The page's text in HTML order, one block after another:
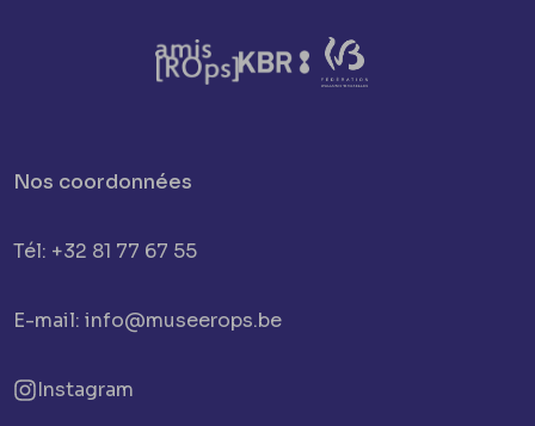
Nos coordonnées
Tél: +32 81 77 67 55
E-mail: info@museerops.be
Instagram